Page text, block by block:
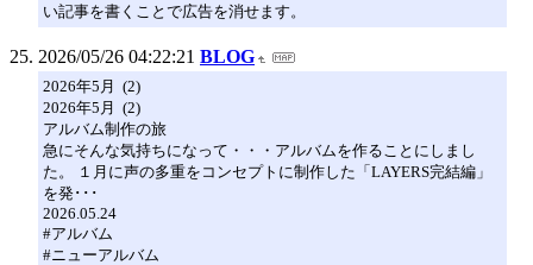
い記事を書くことで広告を消せます。
2026/05/26 04:22:21 BLOG
2026年5月 (2)
2026年5月 (2)
アルバム制作の旅
急にそんな気持ちになって・・・アルバムを作ることにしまし
た。 １月に声の多重をコンセプトに制作した「LAYERS完結編」
を発･･･
2026.05.24
#アルバム
#ニューアルバム